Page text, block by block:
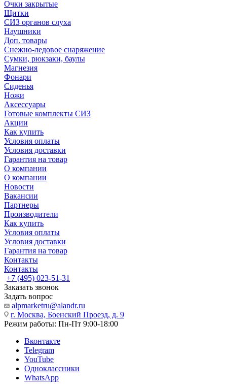
Очки закрытые
Щитки
СИЗ органов слуха
Наушники
Доп. товары
Снежно-ледовое снаряжение
Сумки, рюкзаки, баулы
Магнезия
Фонари
Сиденья
Ножи
Аксессуары
Готовые комплекты СИЗ
Акции
Как купить
Условия оплаты
Условия доставки
Гарантия на товар
О компании
О компании
Новости
Вакансии
Партнеры
Производители
Как купить
Условия оплаты
Условия доставки
Гарантия на товар
Контакты
Контакты
+7 (495) 023-51-31
Заказать звонок
Задать вопрос
alpmarketru@alandr.ru
г. Москва, Боенский Проезд, д. 9
Режим работы: Пн-Пт 9:00-18:00
Вконтакте
Telegram
YouTube
Одноклассники
WhatsApp